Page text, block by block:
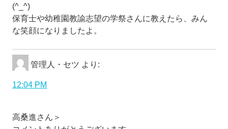
(^_^)
保育士や幼稚園教諭志望の学祭さんに教えたら、みん
な笑顔になりましたよ。
管理人・セツ より:
12:04 PM
高桑進さん＞